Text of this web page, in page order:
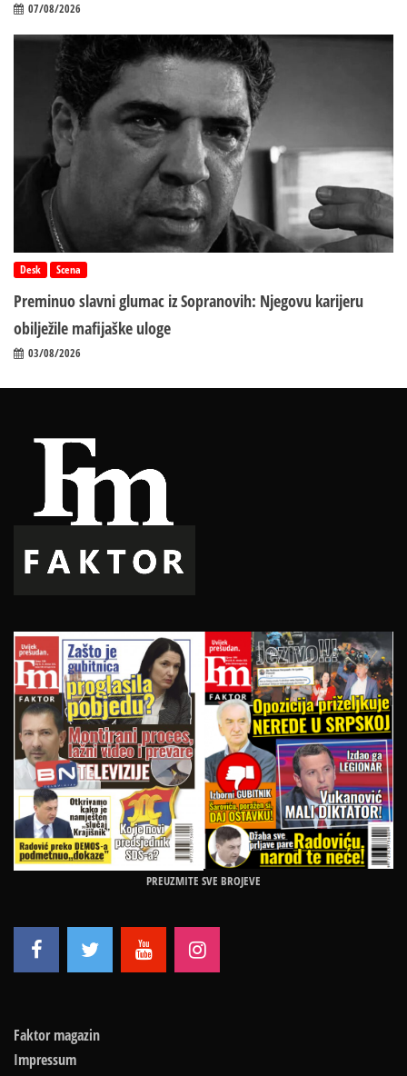
07/08/2026
Desk Scena
Preminuo slavni glumac iz Sopranovih: Njegovu karijeru
obilježile mafijaške uloge
03/08/2026
PREUZMITE SVE BROJEVE
Faktor magazin
Impressum